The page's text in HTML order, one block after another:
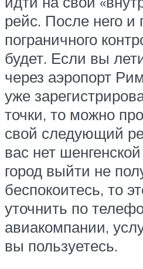
рейс. После него и
пограничного
будет. Если вы
через аэропорт
уже
точки, то можно
свой следующий
вас нет
город выйти не
беспокоитесь, то
уточнить по
авиакомпании,
вы пользуетесь.